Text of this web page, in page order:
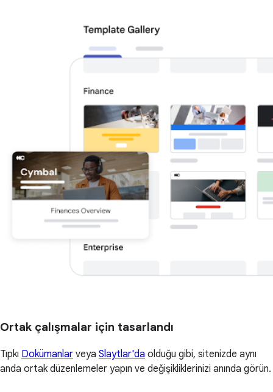
Ortak çalışmalar için tasarlandı
Tıpkı Dokümanlar veya Slaytlar'da olduğu gibi, sitenizde aynı
anda ortak düzenlemeler yapın ve değişikliklerinizi anında görün.